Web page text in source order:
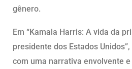
gênero.
Em “Kamala Harris: A vida da
presidente dos Estados
com uma narrativa envolvente